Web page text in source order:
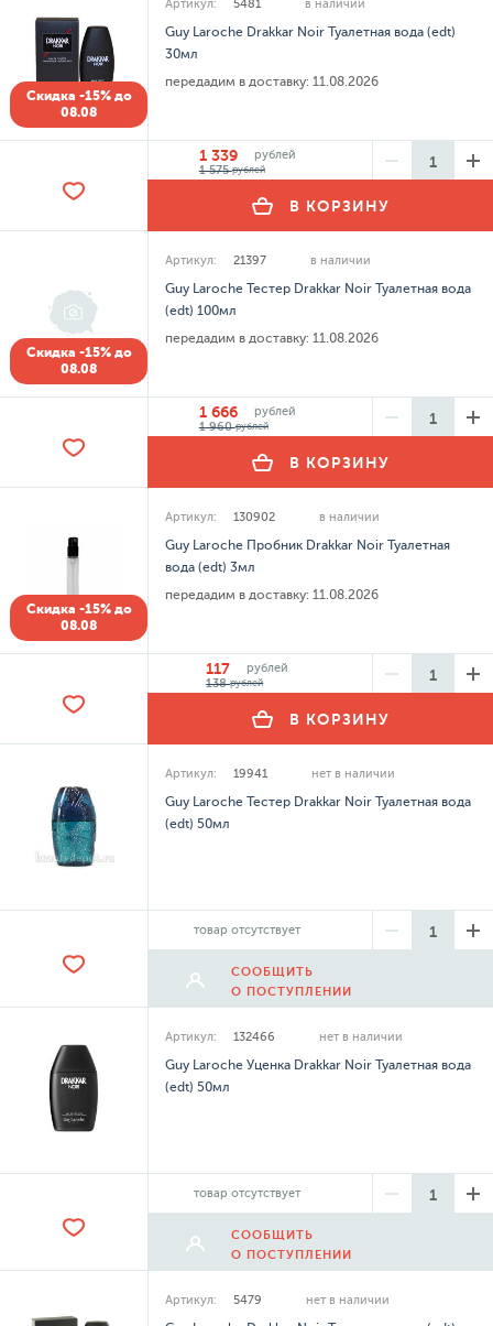
Скидка -15% до
08.08
Артикул: 5481 в наличии
Guy Laroche Drakkar Noir Туалетная вода (edt)
30мл
передадим в доставку: 11.08.2026
1 339
рублей
1 575рублей
В КОРЗИНУ
Скидка -15% до
08.08
Артикул: 21397 в наличии
Guy Laroche Тестер Drakkar Noir Туалетная вода
(edt) 100мл
передадим в доставку: 11.08.2026
1 666
рублей
1 960рублей
В КОРЗИНУ
Скидка -15% до
08.08
Артикул: 130902 в наличии
Guy Laroche Пробник Drakkar Noir Туалетная
вода (edt) 3мл
передадим в доставку: 11.08.2026
117
рублей
138рублей
В КОРЗИНУ
Артикул: 19941 нет в наличии
Guy Laroche Тестер Drakkar Noir Туалетная вода
(edt) 50мл
товар отсутствует
СООБЩИТЬ
О ПОСТУПЛЕНИИ
Артикул: 132466 нет в наличии
Guy Laroche Уценка Drakkar Noir Туалетная вода
(edt) 50мл
товар отсутствует
СООБЩИТЬ
О ПОСТУПЛЕНИИ
Артикул: 5479 нет в наличии